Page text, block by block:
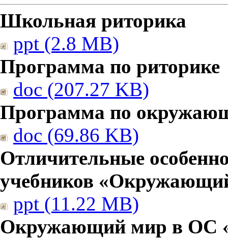
Школьная риторика
ppt (2.8 MB)
Программа по риторике
doc (207.27 KB)
Программа по
doc (69.86 KB)
Отличительные
учебников
ppt (11.22 MB)
Окружающий мир в ОС